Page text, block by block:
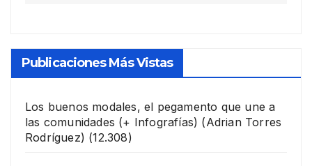
Publicaciones Más Vistas
Los buenos modales, el pegamento que une a
las comunidades (+ Infografías) (Adrian Torres
Rodríguez) (12.308)